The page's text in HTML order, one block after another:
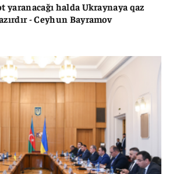
yaranacağı halda Ukraynaya qaz
- Ceyhun Bayramov